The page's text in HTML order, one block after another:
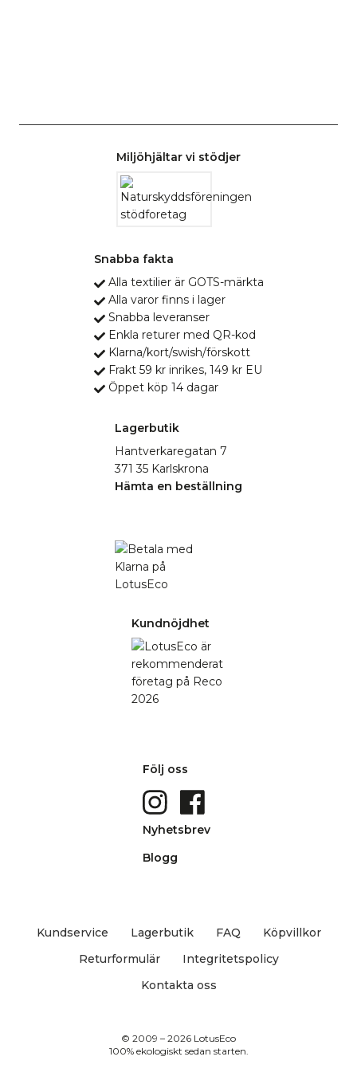
Miljöhjältar vi stödjer
Snabba fakta
Alla textilier är GOTS-märkta
Alla varor finns i lager
Snabba leveranser
Enkla returer med QR-kod
Klarna/kort/swish/förskott
Frakt 59 kr inrikes, 149 kr EU
Öppet köp 14 dagar
Lagerbutik
Hantverkaregatan 7
371 35 Karlskrona
Hämta en beställning
Kundnöjdhet
Följ oss
Nyhetsbrev
Blogg
Kundservice Lagerbutik FAQ
Köpvillkor
Returformulär
Integritetspolicy
Kontakta oss
© 2009 – 2026 LotusEco
100% ekologiskt sedan starten.